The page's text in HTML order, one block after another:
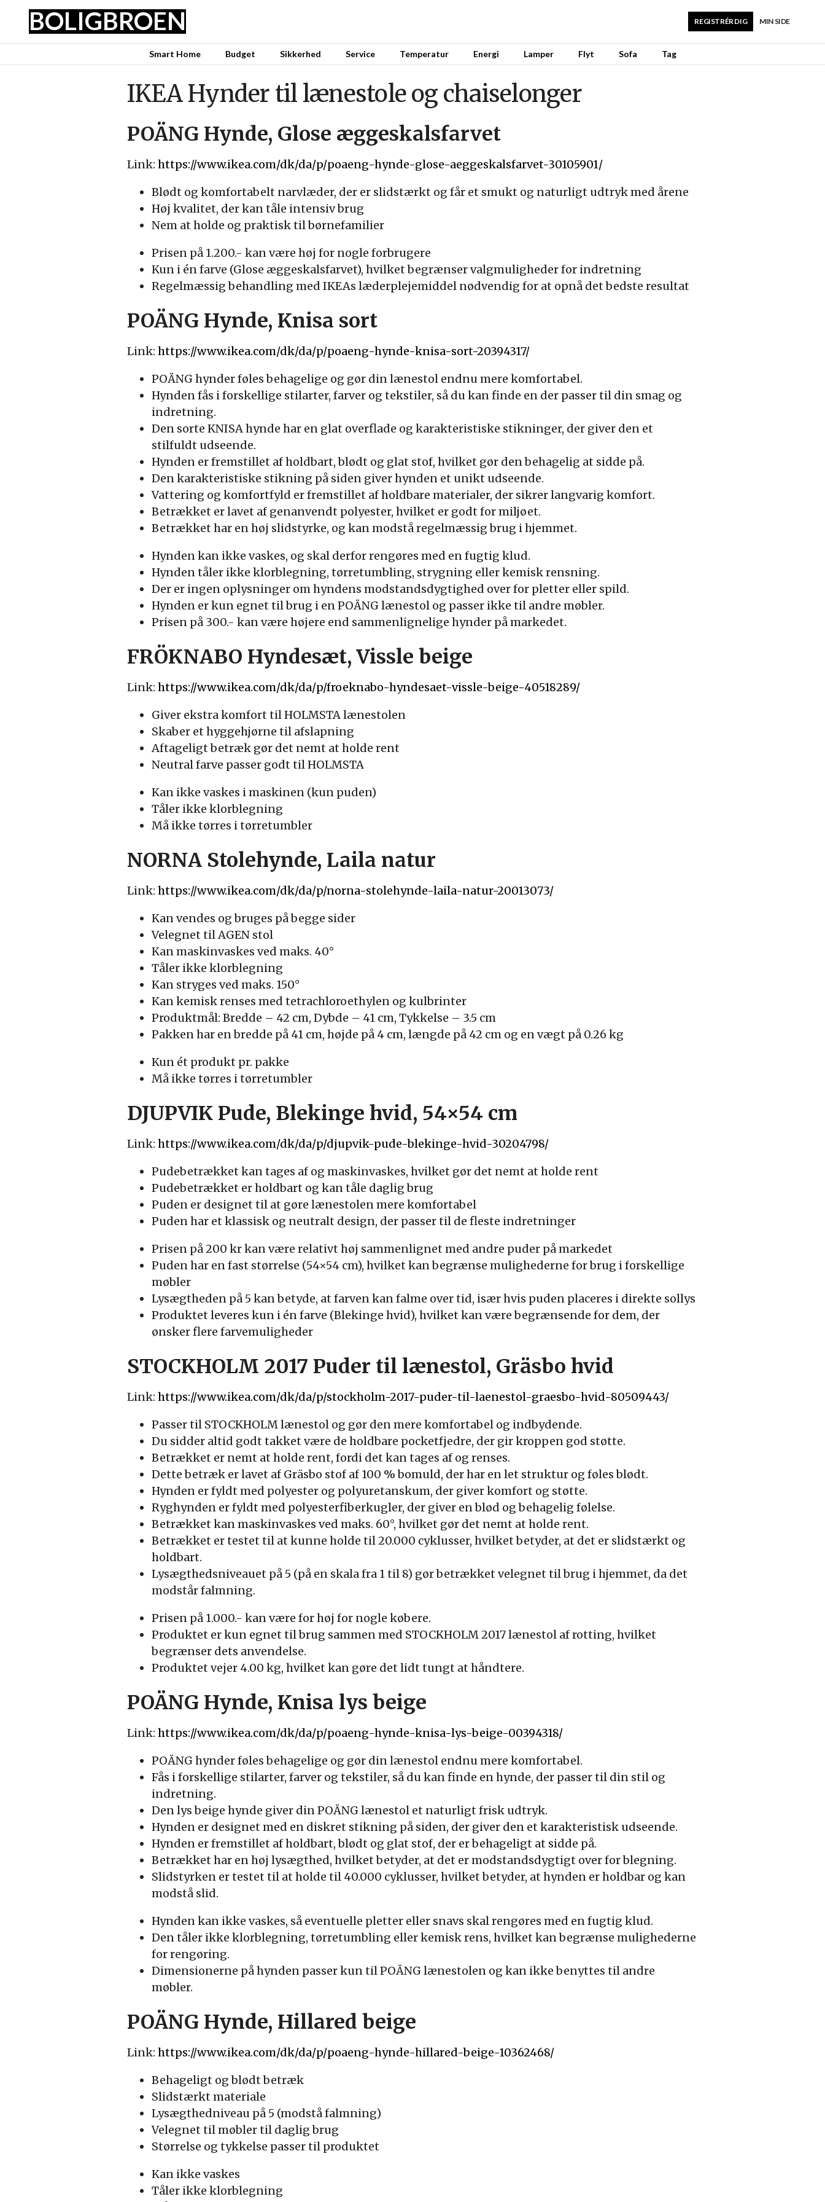
BOLIGBROEN MIN SIDE
REGISTRÉR DIG
Smart Home Budget Sikkerhed Service Temperatur Energi Lamper Flyt Sofa Tag
IKEA Hynder til lænestole og chaiselonger
POÄNG Hynde, Glose æggeskalsfarvet
Link: https://www.ikea.com/dk/da/p/poaeng-hynde-glose-aeggeskalsfarvet-30105901/
Blødt og komfortabelt narvlæder, der er slidstærkt og får et smukt og naturligt udtryk med årene
Høj kvalitet, der kan tåle intensiv brug
Nem at holde og praktisk til børnefamilier
Prisen på 1.200.- kan være høj for nogle forbrugere
Kun i én farve (Glose æggeskalsfarvet), hvilket begrænser valgmuligheder for indretning
Regelmæssig behandling med IKEAs læderplejemiddel nødvendig for at opnå det bedste resultat
POÄNG Hynde, Knisa sort
Link: https://www.ikea.com/dk/da/p/poaeng-hynde-knisa-sort-20394317/
POÄNG hynder føles behagelige og gør din lænestol endnu mere komfortabel.
Hynden fås i forskellige stilarter, farver og tekstiler, så du kan finde en der passer til din smag og
indretning.
Den sorte KNISA hynde har en glat overflade og karakteristiske stikninger, der giver den et
stilfuldt udseende.
Hynden er fremstillet af holdbart, blødt og glat stof, hvilket gør den behagelig at sidde på.
Den karakteristiske stikning på siden giver hynden et unikt udseende.
Vattering og komfortfyld er fremstillet af holdbare materialer, der sikrer langvarig komfort.
Betrækket er lavet af genanvendt polyester, hvilket er godt for miljøet.
Betrækket har en høj slidstyrke, og kan modstå regelmæssig brug i hjemmet.
Hynden kan ikke vaskes, og skal derfor rengøres med en fugtig klud.
Hynden tåler ikke klorblegning, tørretumbling, strygning eller kemisk rensning.
Der er ingen oplysninger om hyndens modstandsdygtighed over for pletter eller spild.
Hynden er kun egnet til brug i en POÄNG lænestol og passer ikke til andre møbler.
Prisen på 300.- kan være højere end sammenlignelige hynder på markedet.
FRÖKNABO Hyndesæt, Vissle beige
Link: https://www.ikea.com/dk/da/p/froeknabo-hyndesaet-vissle-beige-40518289/
Giver ekstra komfort til HOLMSTA lænestolen
Skaber et hyggehjørne til afslapning
Aftageligt betræk gør det nemt at holde rent
Neutral farve passer godt til HOLMSTA
Kan ikke vaskes i maskinen (kun puden)
Tåler ikke klorblegning
Må ikke tørres i tørretumbler
NORNA Stolehynde, Laila natur
Link: https://www.ikea.com/dk/da/p/norna-stolehynde-laila-natur-20013073/
Kan vendes og bruges på begge sider
Velegnet til AGEN stol
Kan maskinvaskes ved maks. 40°
Tåler ikke klorblegning
Kan stryges ved maks. 150°
Kan kemisk renses med tetrachloroethylen og kulbrinter
Produktmål: Bredde – 42 cm, Dybde – 41 cm, Tykkelse – 3.5 cm
Pakken har en bredde på 41 cm, højde på 4 cm, længde på 42 cm og en vægt på 0.26 kg
Kun ét produkt pr. pakke
Må ikke tørres i tørretumbler
DJUPVIK Pude, Blekinge hvid, 54×54 cm
Link: https://www.ikea.com/dk/da/p/djupvik-pude-blekinge-hvid-30204798/
Pudebetrækket kan tages af og maskinvaskes, hvilket gør det nemt at holde rent
Pudebetrækket er holdbart og kan tåle daglig brug
Puden er designet til at gøre lænestolen mere komfortabel
Puden har et klassisk og neutralt design, der passer til de fleste indretninger
Prisen på 200 kr kan være relativt høj sammenlignet med andre puder på markedet
Puden har en fast størrelse (54×54 cm), hvilket kan begrænse mulighederne for brug i forskellige
møbler
Lysægtheden på 5 kan betyde, at farven kan falme over tid, især hvis puden placeres i direkte sollys
Produktet leveres kun i én farve (Blekinge hvid), hvilket kan være begrænsende for dem, der
ønsker flere farvemuligheder
STOCKHOLM 2017 Puder til lænestol, Gräsbo hvid
Link: https://www.ikea.com/dk/da/p/stockholm-2017-puder-til-laenestol-graesbo-hvid-80509443/
Passer til STOCKHOLM lænestol og gør den mere komfortabel og indbydende.
Du sidder altid godt takket være de holdbare pocketfjedre, der gir kroppen god støtte.
Betrækket er nemt at holde rent, fordi det kan tages af og renses.
Dette betræk er lavet af Gräsbo stof af 100 % bomuld, der har en let struktur og føles blødt.
Hynden er fyldt med polyester og polyuretanskum, der giver komfort og støtte.
Ryghynden er fyldt med polyesterfiberkugler, der giver en blød og behagelig følelse.
Betrækket kan maskinvaskes ved maks. 60°, hvilket gør det nemt at holde rent.
Betrækket er testet til at kunne holde til 20.000 cyklusser, hvilket betyder, at det er slidstærkt og
holdbart.
Lysægthedsniveauet på 5 (på en skala fra 1 til 8) gør betrækket velegnet til brug i hjemmet, da det
modstår falmning.
Prisen på 1.000.- kan være for høj for nogle købere.
Produktet er kun egnet til brug sammen med STOCKHOLM 2017 lænestol af rotting, hvilket
begrænser dets anvendelse.
Produktet vejer 4.00 kg, hvilket kan gøre det lidt tungt at håndtere.
POÄNG Hynde, Knisa lys beige
Link: https://www.ikea.com/dk/da/p/poaeng-hynde-knisa-lys-beige-00394318/
POÄNG hynder føles behagelige og gør din lænestol endnu mere komfortabel.
Fås i forskellige stilarter, farver og tekstiler, så du kan finde en hynde, der passer til din stil og
indretning.
Den lys beige hynde giver din POÄNG lænestol et naturligt frisk udtryk.
Hynden er designet med en diskret stikning på siden, der giver den et karakteristisk udseende.
Hynden er fremstillet af holdbart, blødt og glat stof, der er behageligt at sidde på.
Betrækket har en høj lysægthed, hvilket betyder, at det er modstandsdygtigt over for blegning.
Slidstyrken er testet til at holde til 40.000 cyklusser, hvilket betyder, at hynden er holdbar og kan
modstå slid.
Hynden kan ikke vaskes, så eventuelle pletter eller snavs skal rengøres med en fugtig klud.
Den tåler ikke klorblegning, tørretumbling eller kemisk rens, hvilket kan begrænse mulighederne
for rengøring.
Dimensionerne på hynden passer kun til POÄNG lænestolen og kan ikke benyttes til andre
møbler.
POÄNG Hynde, Hillared beige
Link: https://www.ikea.com/dk/da/p/poaeng-hynde-hillared-beige-10362468/
Behageligt og blødt betræk
Slidstærkt materiale
Lysægthedniveau på 5 (modstå falmning)
Velegnet til møbler til daglig brug
Størrelse og tykkelse passer til produktet
Kan ikke vaskes
Tåler ikke klorblegning